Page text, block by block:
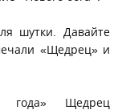
шутки. Давайте
«Щедрец» и
года» Щедрец